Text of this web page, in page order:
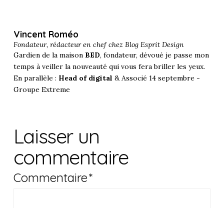
Vincent Roméo
Fondateur, rédacteur en chef chez Blog Esprit Design
Gardien de la maison BED, fondateur, dévoué je passe mon
temps à veiller la nouveauté qui vous fera briller les yeux.
En parallèle : Head of digital & Associé 14 septembre -
Groupe Extreme
Laisser un
commentaire
Commentaire*